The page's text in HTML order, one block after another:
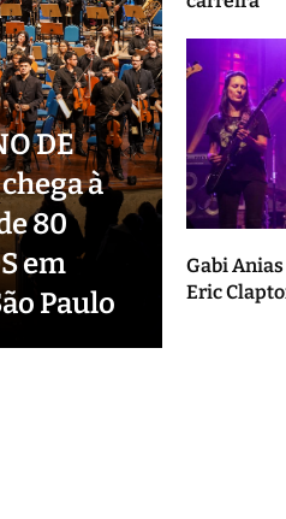
DE
chega à
80
em
Paulo
Gabi
Eric